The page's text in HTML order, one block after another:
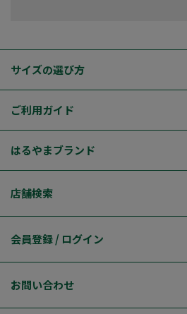
サイズの選び方
ご利用ガイド
はるやまブランド
店舗検索
会員登録 / ログイン
お問い合わせ